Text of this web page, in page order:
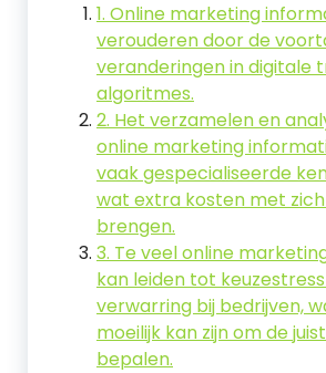
1. Online marketing
verouderen door de
veranderingen in digitale
algoritmes.
2. Het verzamelen en
online marketing
vaak gespecialiseerde
wat extra kosten met
brengen.
3. Te veel online
kan leiden tot
verwarring bij bedrijven,
moeilijk kan zijn om de
bepalen.